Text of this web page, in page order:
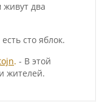
живут два
сто яблок.
. - В этой
жителей.